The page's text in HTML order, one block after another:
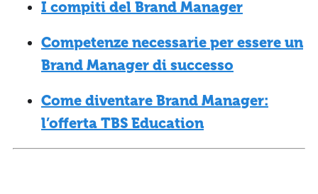
I compiti del Brand Manager
Competenze necessarie per essere un
Brand Manager di successo
Come diventare Brand Manager:
l’offerta TBS Education